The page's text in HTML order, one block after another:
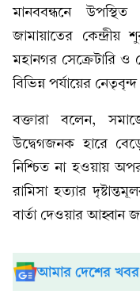
মানববন্ধনে
জামায়াতের
মহানগর সেক্রেটারি ও
বিভিন্ন পর্যায়ের
বক্তারা বলেন,
উদ্বেগজনক হারে
নিশ্চিত না হওয়ায়
রামিসা হত্যার
বার্তা দেওয়ার আহ্বান
আমার দেশের